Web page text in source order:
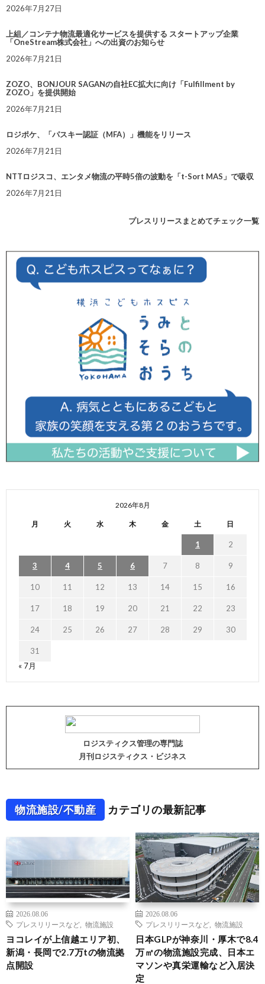
2026年7月27日
上組／コンテナ物流最適化サービスを提供する スタートアップ企業
「OneStream株式会社」への出資のお知らせ
2026年7月21日
ZOZO、BONJOUR SAGANの自社EC拡大に向け「Fulfillment by
ZOZO」を提供開始
2026年7月21日
ロジポケ、「パスキー認証（MFA）」機能をリリース
2026年7月21日
NTTロジスコ、エンタメ物流の平時5倍の波動を「t-Sort MAS」で吸収
2026年7月21日
プレスリリースまとめてチェック一覧
2026年8月
月 火 水 木 金 土 日
1 2
3 4 5 6 7 8 9
10 11 12 13 14 15 16
17 18 19 20 21 22 23
24 25 26 27 28 29 30
31
« 7月
ロジスティクス管理の専門誌
月刊ロジスティクス・ビジネス
物流施設/不動産 カテゴリの最新記事
2026.08.06
プレスリリースなど
物流施設
ヨコレイが上信越エリア初、
新潟・長岡で2.7万tの物流拠
点開設
2026.08.06
プレスリリースなど
物流施設
日本GLPが神奈川・厚木で8.4
万㎡の物流施設完成、日本エ
マソンや真栄運輸など入居決
定